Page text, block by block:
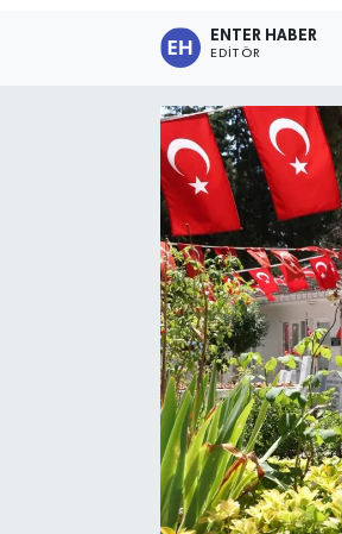
ENTER HABER
EDITÖR
KÜLTÜR SANAT
FRAGMANLAR